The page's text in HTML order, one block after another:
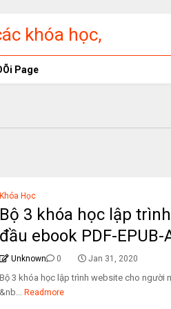
khóa học,
Page
Khóa Học
Bộ 3 khóa học lập
đầu ebook PDF-EPUB-
Unknown 0 Jan 31, 2020
Bộ 3 khóa học lập trình website cho
&nb... Readmore